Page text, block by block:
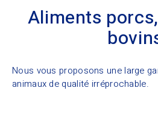
Aliments
Nous vous proposons une large
animaux de qualité irréprochable.